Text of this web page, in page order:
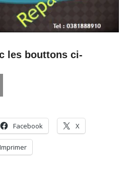
les bouttons ci-
Facebook X
Imprimer